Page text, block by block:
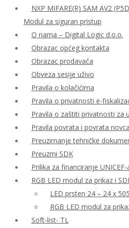
NXP MIFARE(R) SAM AV2
Modul za siguran pristup
O nama – Digital Logic d.o.o.
Obrazac općeg kontakta
Obrazac prodavača
Obveza sesije uživo
Pravila o kolačićima
Pravila o privatnosti e-
Pravila o zaštiti privatnosti za
Pravila povrata i povrata novca
Preuzimanje tehničke
Preuzmi SDK
Prilika za financiranje
RGB LED modul za prikaz i
LED prsten 24 – 24 x
RGB LED modul za
Soft-list- TL